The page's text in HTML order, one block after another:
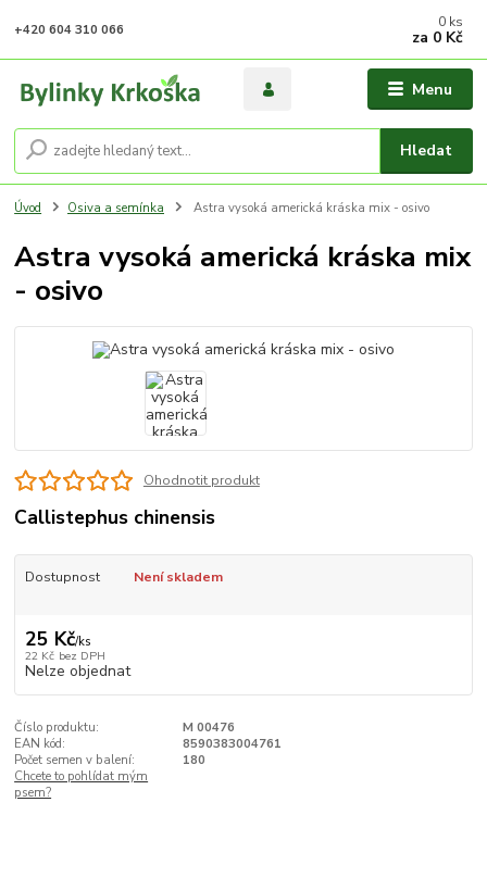
Menu
Hledat
+420 604 310 066 0 ks
za 0 Kč
Úvod Osiva a semínka Astra vysoká americká kráska mix - osivo
Astra vysoká americká kráska mix
- osivo
Ohodnotit produkt
Callistephus chinensis
Dostupnost Není skladem
25 Kč/ks
22 Kč bez DPH
Nelze objednat
Číslo produktu:
M 00476
EAN kód:
8590383004761
Počet semen v balení:
180
Chcete to pohlídat mým
psem?